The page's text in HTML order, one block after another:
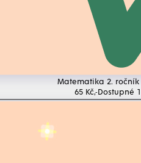
Matematika 2. ročník
65 Kč,-Dostupné